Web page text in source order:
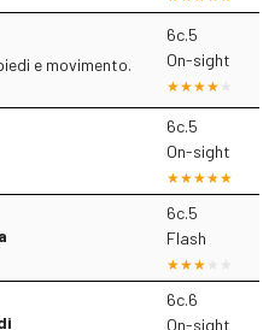
e movimento.
6c.5
On-sight
6c.5
On-sight
6c.5
Flash
6c.6
On-sight